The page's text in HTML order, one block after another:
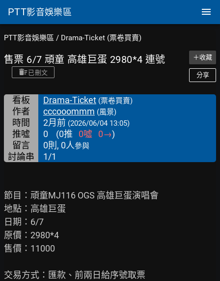
PTT影音娛樂區
PTT影音娛樂區 / Drama-Ticket (票卷買賣)
售票 6/7 頑童 高雄巨蛋 2980*4 連號
已刪文
＋收藏
分享
看板 Drama-Ticket (票卷買賣)
作者 cccooommm (風景)
時間 2月前 (2026/06/04 13:05)
推噓 0 (0推 0噓 0→)
留言
0則, 0人參與
討論串 1/1
節目：頑童MJ116 OGS 高雄巨蛋演唱會
地點：高雄巨蛋
日期：6/7
原價：2980*4
售價：11000
交易方式：匯款、前兩日給序號取票